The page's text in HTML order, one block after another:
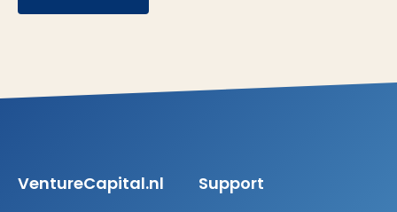
VentureCapital.nl Support